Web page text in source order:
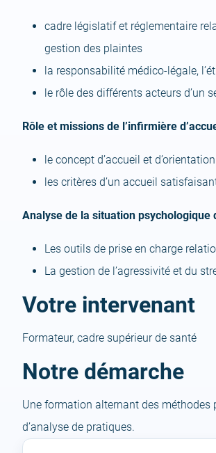
cadre législatif et réglementaire
gestion des plaintes
la responsabilité médico-légale,
le rôle des différents acteurs d’un
Rôle et missions de l’infirmière
le concept d’accueil et
les critères d’un accueil
Analyse de la situation
Les outils de prise en charge
La gestion de l’agressivité et du
Votre intervenant
Formateur, cadre supérieur de santé
Notre démarche
Une formation alternant des méthodes
d’analyse de pratiques.